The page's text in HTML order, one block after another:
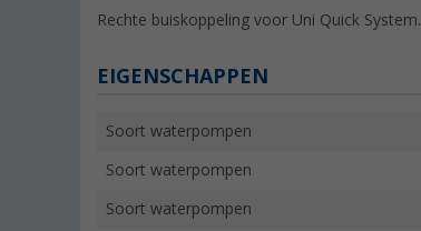
Rechte buiskoppeling voor Uni Quick System.
EIGENSCHAPPEN
Soort waterpompen
Soort waterpompen
Soort waterpompen